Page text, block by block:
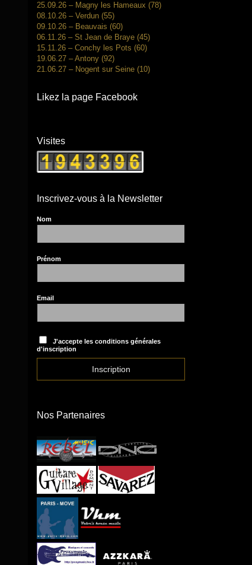
25.09.26 – Magny les Hameaux (78)
08.10.26 – Verdun (55)
09.10.26 – Beauvais (60)
06.11.26 – St Jean de Braye (45)
15.11.26 – Conchy les Pots (60)
19.06.27 – Antony (92)
21.06.27 – Nogent sur Seine (10)
Likez la page Facebook
Visites
Inscrivez-vous à la Newsletter
Nom
Prénom
Email
J'accepte les conditions générales
d'inscription
Nos Partenaires